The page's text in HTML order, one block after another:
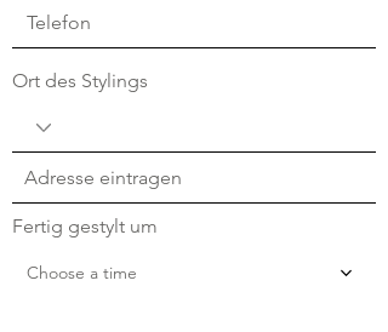
Ort des Stylings
Fertig gestylt um
Choose a time